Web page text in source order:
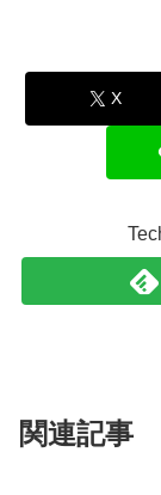
X
関連記事